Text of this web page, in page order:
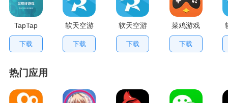
TapTap
V2.84.0
手机版
下载
软天空游
戏盒应用
下载
软天空游
戏大全
App
下载
菜鸡游戏
不用排队
版
下载
热门应用